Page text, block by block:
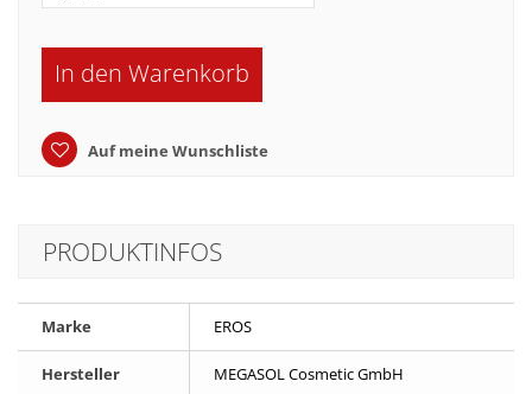
In den Warenkorb
Auf meine Wunschliste
PRODUKTINFOS
Marke EROS
Hersteller MEGASOL Cosmetic GmbH